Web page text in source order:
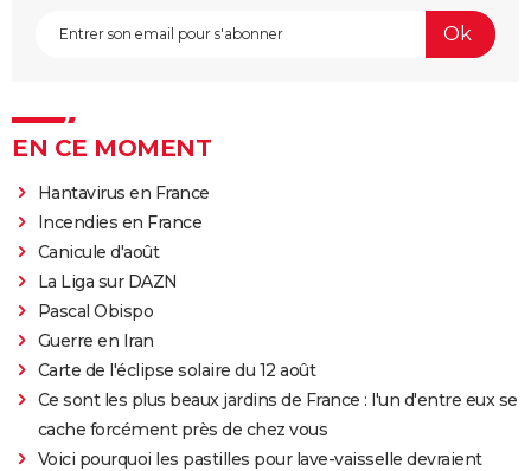
EN CE MOMENT
Hantavirus en France
Incendies en France
Canicule d'août
La Liga sur DAZN
Pascal Obispo
Guerre en Iran
Carte de l'éclipse solaire du 12 août
Ce sont les plus beaux jardins de France : l'un d'entre eux se
cache forcément près de chez vous
Voici pourquoi les pastilles pour lave-vaisselle devraient